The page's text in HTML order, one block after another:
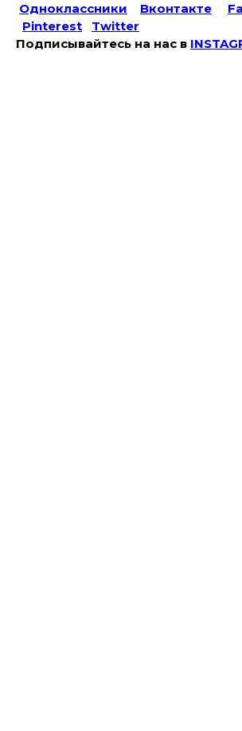
Одноклассники Вконтакте
Pinterest
Twitter
Подписывайтесь на наc в